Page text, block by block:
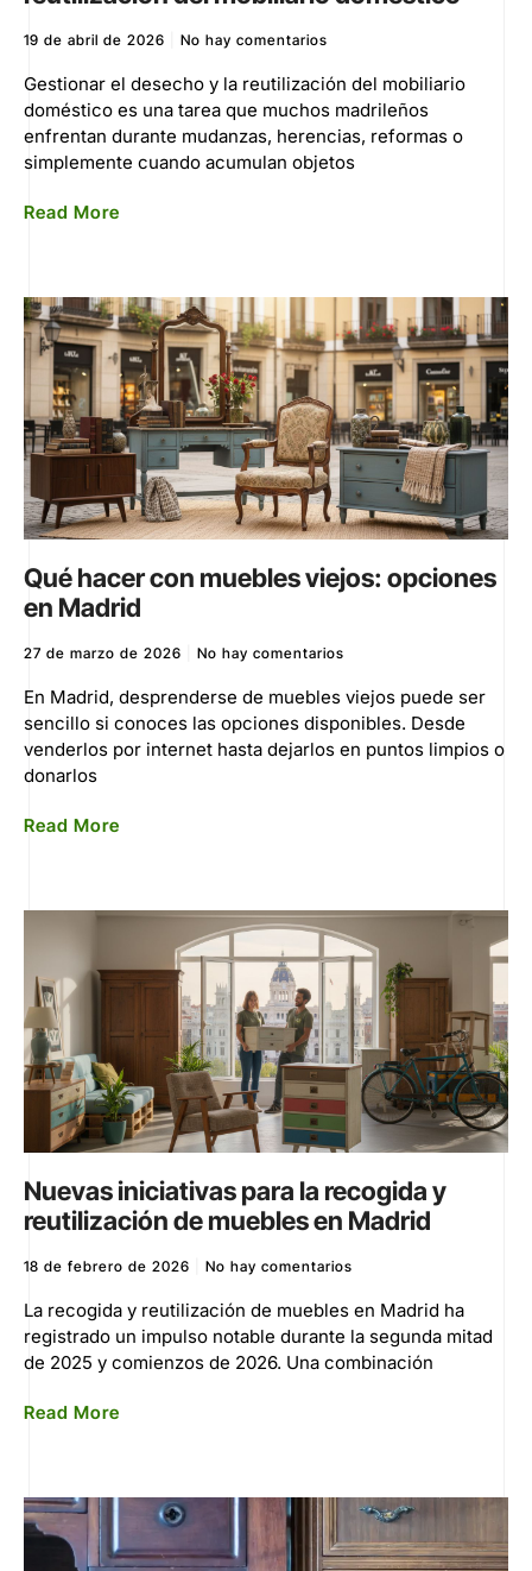
19 de abril de 2026 No hay comentarios
Gestionar el desecho y la reutilización del mobiliario
doméstico es una tarea que muchos madrileños
enfrentan durante mudanzas, herencias, reformas o
simplemente cuando acumulan objetos
Read More
Qué hacer con muebles viejos: opciones
en Madrid
27 de marzo de 2026 No hay comentarios
En Madrid, desprenderse de muebles viejos puede ser
sencillo si conoces las opciones disponibles. Desde
venderlos por internet hasta dejarlos en puntos limpios o
donarlos
Read More
Nuevas iniciativas para la recogida y
reutilización de muebles en Madrid
18 de febrero de 2026 No hay comentarios
La recogida y reutilización de muebles en Madrid ha
registrado un impulso notable durante la segunda mitad
de 2025 y comienzos de 2026. Una combinación
Read More